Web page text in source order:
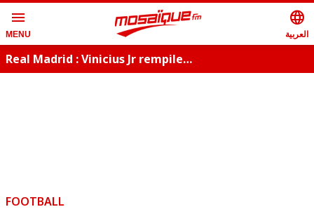
menu
MENU
language
العربية
Real Madrid : Vinicius Jr rempile…
FOOTBALL